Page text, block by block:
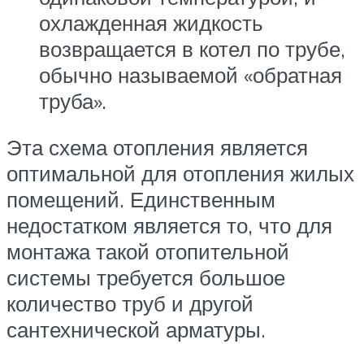
охлажденная жидкость
возвращается в котел по трубе,
обычно называемой «обратная
труба».
Эта схема отопления является
оптимальной для отопления жилых
помещений. Единственным
недостатком является то, что для
монтажа такой отопительной
системы требуется большое
количество труб и другой
сантехнической арматуры.